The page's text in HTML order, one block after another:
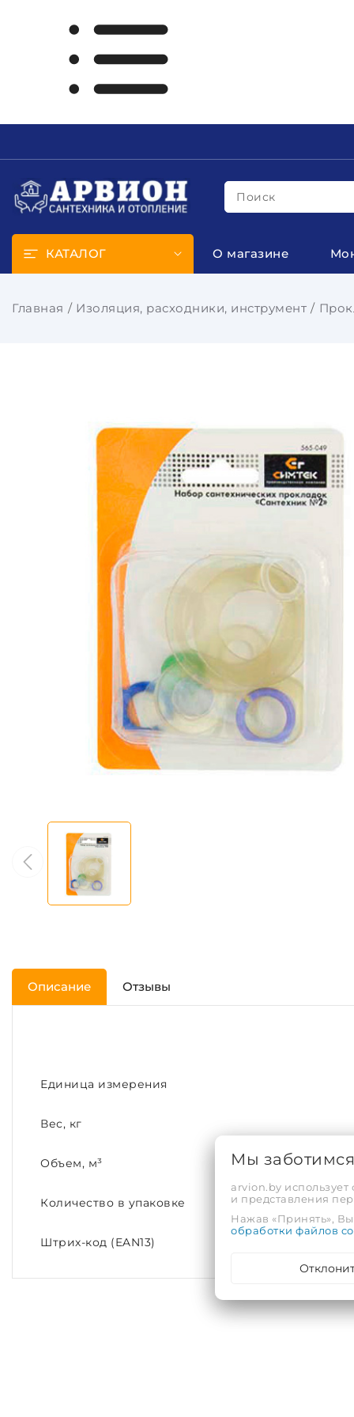
Поиск
КАТАЛОГ О магазине
Главная Изоляция, расходники, инструмент
Описание Отзывы
Единица измерения
Вес, кг
Объем, м³
Количество в упаковке
Штрих-код (EAN13)
Мы
arvion.by
и представления
Нажав «Принять», Вы
обработки файлов